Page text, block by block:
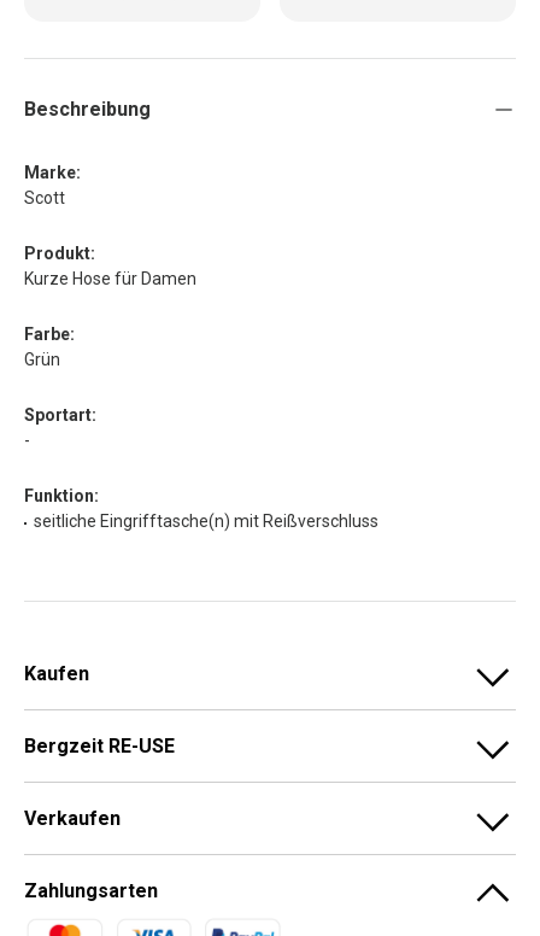
Beschreibung
Marke:
Scott
Produkt:
Kurze Hose für Damen
Farbe:
Grün
Sportart:
-
Funktion:
seitliche Eingrifftasche(n) mit Reißverschluss
Kaufen
Bergzeit RE-USE
Verkaufen
Zahlungsarten
Zahlungsmethoden